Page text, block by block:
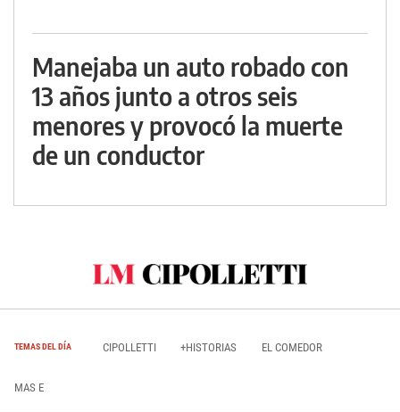
Manejaba un auto robado con
13 años junto a otros seis
menores y provocó la muerte
de un conductor
TEMAS DEL DÍA CIPOLLETTI +HISTORIAS EL COMEDOR
MAS E